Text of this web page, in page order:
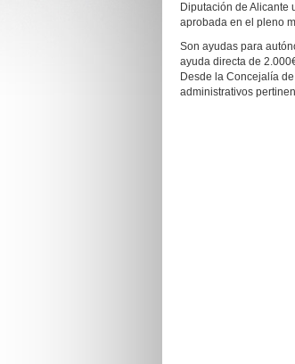
Diputación de Alicante
aprobada en el pleno
Son ayudas para
ayuda directa de
Desde la Concejalía
administrativos